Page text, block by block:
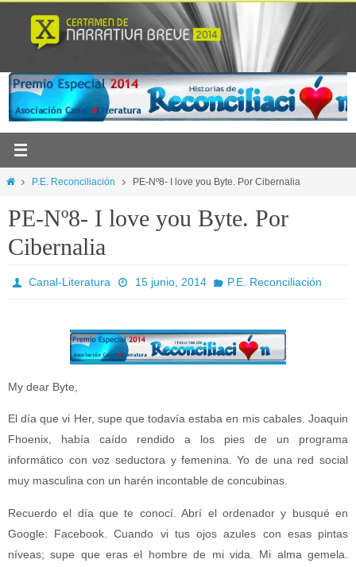
contenido
InicioP.E. Reconciliación PE-Nº8- I love you Byte. Por Cibernalia
PE-Nº8- I love you Byte. Por
Cibernalia
Canal-Literatura 15 junio, 2014 P.E. Reconciliación
My dear Byte,
El día que vi Her, supe que todavía estaba en mis cabales. Joaquin
Fhoenix, había caído rendido a los pies de un programa
informático con voz seductora y femenina. Yo de una red social
muy masculina con un harén incontable de concubinas.
Recuerdo el día que te conocí. Abrí el ordenador y busqué en
Google: Facebook. Cuando vi tus ojos azules con esas pintas
níveas; supe que eras el hombre de mi vida. Mi alma gemela.